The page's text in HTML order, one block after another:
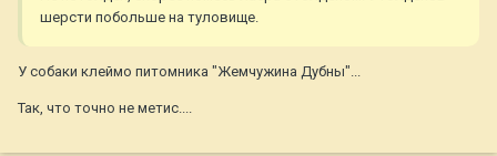
шерсти побольше на туловище.
У собаки клеймо питомника "Жемчужина Дубны"...
Так, что точно не метис....